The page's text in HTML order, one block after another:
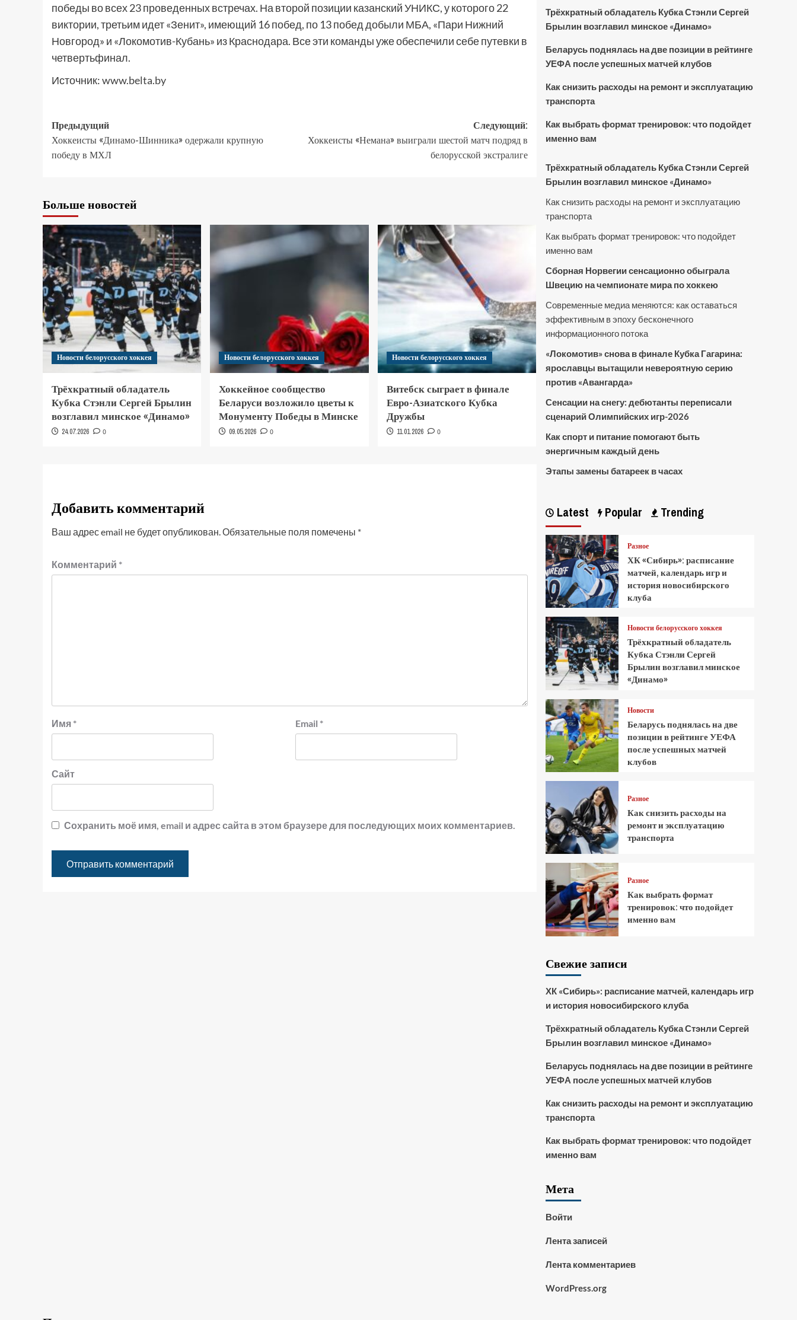
победы во всех 23 проведенных встречах. На второй позиции казанский УНИКС, у которого 22
виктории, третьим идет «Зенит», имеющий 16 побед, по 13 побед добыли МБА, «Пари Нижний
Новгород» и «Локомотив-Кубань» из Краснодара. Все эти команды уже обеспечили себе путевки в
четвертьфинал.
Источник:www.belta.by
Предыдущий
Хоккеисты «Динамо-Шинника» одержали крупную
победу в МХЛ
Следующий:
Хоккеисты «Немана» выиграли шестой матч подряд в
белорусской экстралиге
Больше новостей
Новости белорусского хоккея
Трёхкратный обладатель
Кубка Стэнли Сергей Брылин
возглавил минское «Динамо»
24.07.2026 0
Новости белорусского хоккея
Хоккейное сообщество
Беларуси возложило цветы к
Монументу Победы в Минске
09.05.2026 0
Новости белорусского хоккея
Витебск сыграет в финале
Евро-Азиатского Кубка
Дружбы
11.01.2026 0
Добавить комментарий
Ваш адрес email не будет опубликован.Обязательные поля помечены *
Комментарий *
Имя * Email *
Сайт
Сохранить моё имя, email и адрес сайта в этом браузере для последующих моих комментариев.
Трёхкратный обладатель Кубка Стэнли Сергей
Брылин возглавил минское «Динамо»
Беларусь поднялась на две позиции в рейтинге
УЕФА после успешных матчей клубов
Как снизить расходы на ремонт и эксплуатацию
транспорта
Как выбрать формат тренировок: что подойдет
именно вам
Трёхкратный обладатель Кубка Стэнли Сергей
Брылин возглавил минское «Динамо»
Как снизить расходы на ремонт и эксплуатацию
транспорта
Как выбрать формат тренировок: что подойдет
именно вам
Сборная Норвегии сенсационно обыграла
Швецию на чемпионате мира по хоккею
Современные медиа меняются: как оставаться
эффективным в эпоху бесконечного
информационного потока
«Локомотив» снова в финале Кубка Гагарина:
ярославцы вытащили невероятную серию
против «Авангарда»
Сенсации на снегу: дебютанты переписали
сценарий Олимпийских игр-2026
Как спорт и питание помогают быть
энергичным каждый день
Этапы замены батареек в часах
Latest Popular Trending
Разное
ХК «Сибирь»: расписание
матчей, календарь игр и
история новосибирского
клуба
Новости белорусского хоккея
Трёхкратный обладатель
Кубка Стэнли Сергей
Брылин возглавил минское
«Динамо»
Новости
Беларусь поднялась на две
позиции в рейтинге УЕФА
после успешных матчей
клубов
Разное
Как снизить расходы на
ремонт и эксплуатацию
транспорта
Разное
Как выбрать формат
тренировок: что подойдет
именно вам
Свежие записи
ХК «Сибирь»: расписание матчей, календарь игр
и история новосибирского клуба
Трёхкратный обладатель Кубка Стэнли Сергей
Брылин возглавил минское «Динамо»
Беларусь поднялась на две позиции в рейтинге
УЕФА после успешных матчей клубов
Как снизить расходы на ремонт и эксплуатацию
транспорта
Как выбрать формат тренировок: что подойдет
именно вам
Мета
Войти
Лента записей
Лента комментариев
WordPress.org